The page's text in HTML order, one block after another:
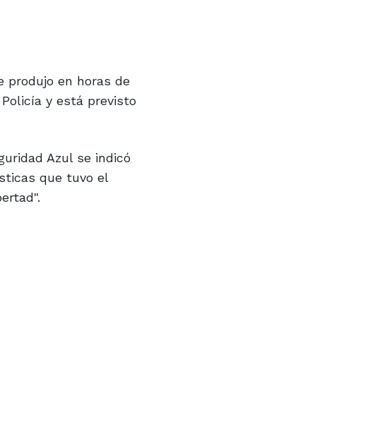
produjo en horas de
y está previsto
Azul se indicó
que tuvo el